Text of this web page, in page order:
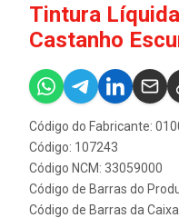
Tintura
Castanho
Código do Fabricante:
Código: 107243
Código NCM: 33059000
Código de Barras do
Código de Barras da